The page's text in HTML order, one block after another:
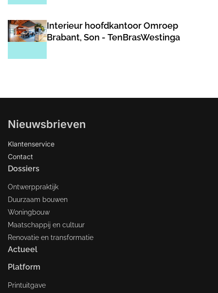
Interieur hoofdkantoor Omroep
Brabant, Son - TenBrasWestinga
Nieuwsbrieven
Klantenservice
Contact
Dossiers
Ontwerppraktijk
Duurzaam bouwen
Woningbouw
Maatschappij en cultuur
Renovatie en transformatie
Actueel
Platform
Printuitgave